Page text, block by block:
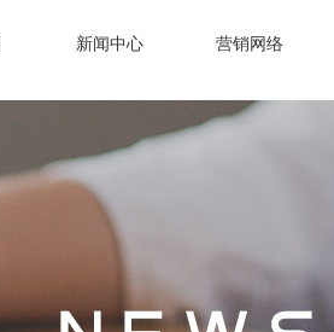
新闻中心 营销网络